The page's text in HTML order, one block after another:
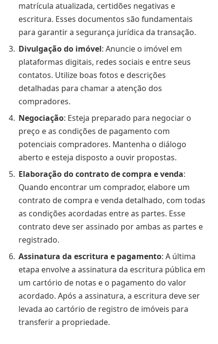
matrícula atualizada, certidões negativas e
escritura. Esses documentos são fundamentais
para garantir a segurança jurídica da transação.
Divulgação do imóvel: Anuncie o imóvel em
plataformas digitais, redes sociais e entre seus
contatos. Utilize boas fotos e descrições
detalhadas para chamar a atenção dos
compradores.
Negociação: Esteja preparado para negociar o
preço e as condições de pagamento com
potenciais compradores. Mantenha o diálogo
aberto e esteja disposto a ouvir propostas.
Elaboração do contrato de compra e venda:
Quando encontrar um comprador, elabore um
contrato de compra e venda detalhado, com todas
as condições acordadas entre as partes. Esse
contrato deve ser assinado por ambas as partes e
registrado.
Assinatura da escritura e pagamento: A última
etapa envolve a assinatura da escritura pública em
um cartório de notas e o pagamento do valor
acordado. Após a assinatura, a escritura deve ser
levada ao cartório de registro de imóveis para
transferir a propriedade.